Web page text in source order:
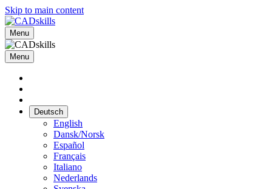
Skip to main content
Menu
Menu
Deutsch
English
Dansk/Norsk
Español
Français
Italiano
Nederlands